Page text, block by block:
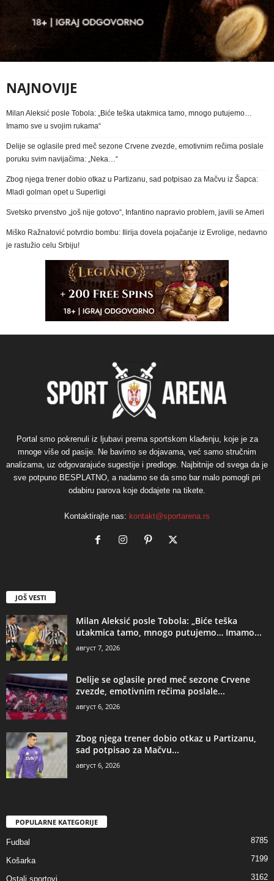
NAJNOVIJE
Milan Aleksić posle Tobola: „Biće teška utakmica tamo, mnogo putujemo…
Imamo sve u svojim rukama“
Delije se oglasile pred meč sezone Crvene zvezde, emotivnim rečima poslale
poruku svim navijačima: „Neka…“
Zbog njega trener dobio otkaz u Partizanu, sad potpisao za Mačvu iz Šapca:
Mladi golman opet u Superligi
Svetsko prvenstvo „još nije gotovo“, Infantino napravio problem, javili se Ameri
Miško Ražnatović potvrdio bombu: Ilirija dovela pojačanje iz Evrolige, nedavno
je rastužio celu Srbiju!
Portal smo pokrenuli iz ljubavi prema sportskom klađenju, koje je za
mnoge više od pasije. Ne bavimo se dojavama, već samo stručnim
analizama, uz odgovarajuće sugestije i predloge. Najbitnije od svega da je
sve potpuno BESPLATNO, a nadamo se da smo bar malo pomogli pri
odabiru parova koje dodajete na tikete.
Kontaktirajte nas: kontakt@sportarena.rs
JOŠ VESTI
Milan Aleksić posle Tobola: „Biće teška
utakmica tamo, mnogo putujemo… Imamo...
август 7, 2026
Delije se oglasile pred meč sezone Crvene
zvezde, emotivnim rečima poslale...
август 6, 2026
Zbog njega trener dobio otkaz u Partizanu,
sad potpisao za Mačvu...
август 6, 2026
POPULARNE KATEGORIJE
Fudbal 8785
Košarka 7199
Ostali sportovi 3162